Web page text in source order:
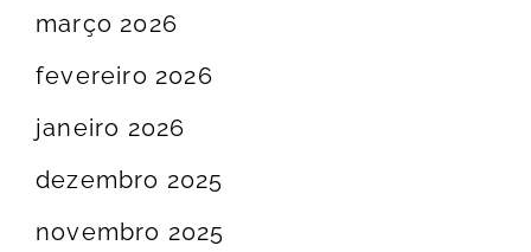
março 2026
fevereiro 2026
janeiro 2026
dezembro 2025
novembro 2025